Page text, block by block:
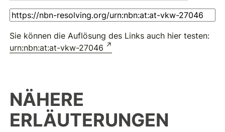
Sie können die Auflösung des Links auch hier testen:
urn:nbn:at:at-vkw-27046
NÄHERE
ERLÄUTERUNGEN